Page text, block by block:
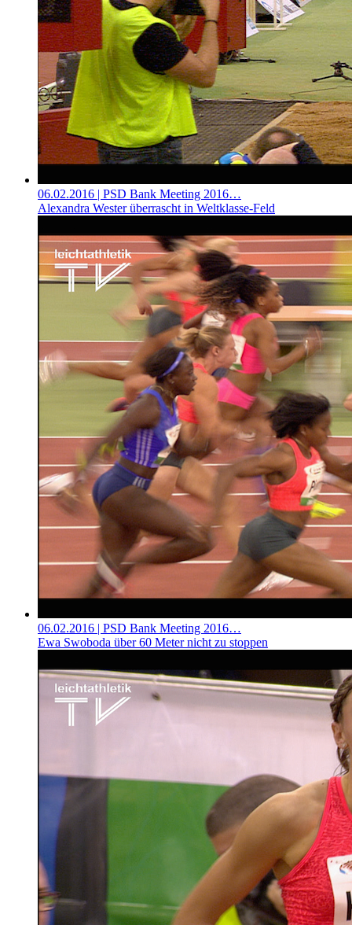
06.02.2016 | PSD Bank Meeting 2016…
Alexandra Wester überrascht in Weltklasse-Feld
06.02.2016 | PSD Bank Meeting 2016…
Ewa Swoboda über 60 Meter nicht zu stoppen